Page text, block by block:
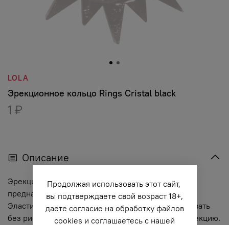
LOLA
Эрекционное кольцо Rings Cristal black
1 ₽
Описание
Эрекционное кольцо из серии Rings- игрушка,
предназначенная исключительно для мужчин.
Эластичный материал позволит крови циркулировать
без риска для здоровья, сохраняя и продлевая эрекцию.
Продолжая использовать этот сайт,
вы подтверждаете свой возраст 18+,
даете согласие на обработку файлов
cookies и соглашаетесь с нашей